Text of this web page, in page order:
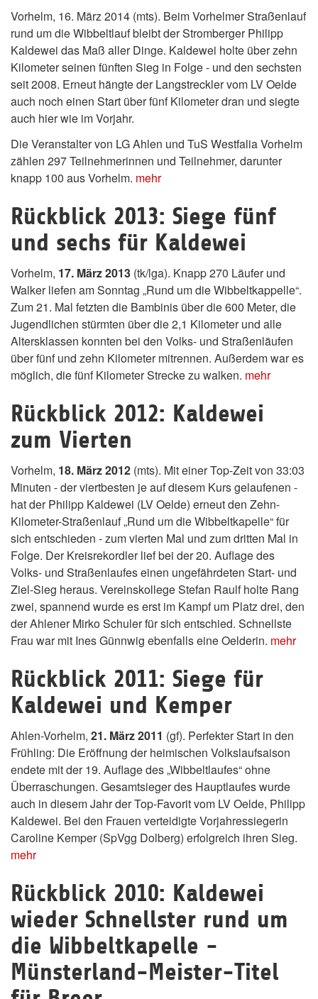
Vorhelm, 16. März 2014 (mts). Beim Vorhelmer Straßenlauf
rund um die Wibbeltlauf bleibt der Stromberger Philipp
Kaldewei das Maß aller Dinge. Kaldewei holte über zehn
Kilometer seinen fünften Sieg in Folge - und den sechsten
seit 2008. Erneut hängte der Langstreckler vom LV Oelde
auch noch einen Start über fünf Kilometer dran und siegte
auch hier wie im Vorjahr.
Die Veranstalter von LG Ahlen und TuS Westfalia Vorhelm
zählen 297 Teilnehmerinnen und Teilnehmer, darunter
knapp 100 aus Vorhelm. mehr
Rückblick 2013: Siege fünf
und sechs für Kaldewei
Vorhelm, 17. März 2013 (tk/lga). Knapp 270 Läufer und
Walker liefen am Sonntag „Rund um die Wibbeltkappelle“.
Zum 21. Mal fetzten die Bambinis über die 600 Meter, die
Jugendlichen stürmten über die 2,1 Kilometer und alle
Altersklassen konnten bei den Volks- und Straßenläufen
über fünf und zehn Kilometer mitrennen. Außerdem war es
möglich, die fünf Kilometer Strecke zu walken. mehr
Rückblick 2012: Kaldewei
zum Vierten
Vorhelm, 18. März 2012 (mts). Mit einer Top-Zeit von 33:03
Minuten - der viertbesten je auf diesem Kurs gelaufenen -
hat der Philipp Kaldewei (LV Oelde) erneut den Zehn-
Kilometer-Straßenlauf „Rund um die Wibbeltkapelle“ für
sich entschieden - zum vierten Mal und zum dritten Mal in
Folge. Der Kreisrekordler lief bei der 20. Auflage des
Volks- und Straßenlaufes einen ungefährdeten Start- und
Ziel-Sieg heraus. Vereinskollege Stefan Raulf holte Rang
zwei, spannend wurde es erst im Kampf um Platz drei, den
der Ahlener Mirko Schuler für sich entschied. Schnellste
Frau war mit Ines Günnwig ebenfalls eine Oelderin. mehr
Rückblick 2011: Siege für
Kaldewei und Kemper
Ahlen-Vorhelm, 21. März 2011 (gf). Perfekter Start in den
Frühling: Die Eröffnung der heimischen Volkslaufsaison
endete mit der 19. Auflage des „Wibbeltlaufes“ ohne
Überraschungen. Gesamtsieger des Hauptlaufes wurde
auch in diesem Jahr der Top-Favorit vom LV Oelde, Philipp
Kaldewei. Bei den Frauen verteidigte Vorjahressiegerin
Caroline Kemper (SpVgg Dolberg) erfolgreich ihren Sieg.
mehr
Rückblick 2010: Kaldewei
wieder Schnellster rund um
die Wibbeltkapelle -
Münsterland-Meister-Titel